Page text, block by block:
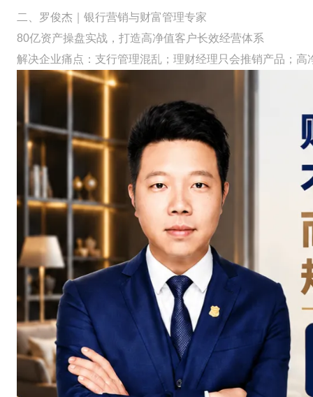
二、罗俊杰｜银行营销与财富管理专家
80亿资产操盘实战，打造高净值客户长效经营体系
解决企业痛点：支行管理混乱；理财经理只会推销产品；